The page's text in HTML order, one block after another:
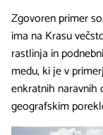
Zgovoren primer
ima na Krasu
rastlinja in
medu, ki je v
enkratnih naravnih
geografskim